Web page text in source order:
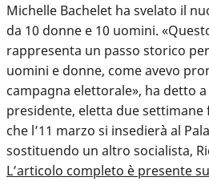
Michelle Bachelet ha svelato il
da 10 donne e 10 uomini.
rappresenta un passo storico
uomini e donne, come avevo
campagna elettorale», ha detto
presidente, eletta due settimane
che l’11 marzo si insedierà al
sostituendo un altro socialista,
L’articolo completo è presente